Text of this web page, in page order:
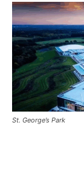
St. George’s Park